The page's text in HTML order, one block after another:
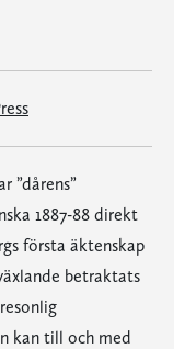
”dårens”
1887-88 direkt
första äktenskap
betraktats
kan till och med